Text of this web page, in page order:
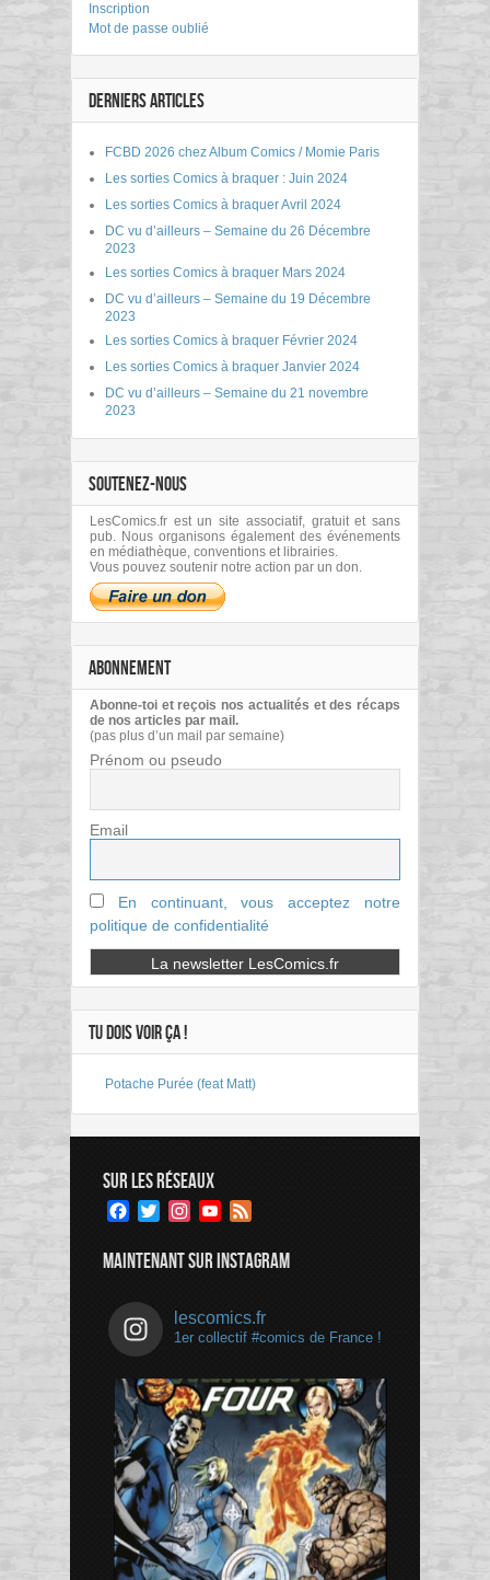
Inscription
Mot de passe oublié
DERNIERS ARTICLES
FCBD 2026 chez Album Comics / Momie Paris
Les sorties Comics à braquer : Juin 2024
Les sorties Comics à braquer Avril 2024
DC vu d’ailleurs – Semaine du 26 Décembre
2023
Les sorties Comics à braquer Mars 2024
DC vu d’ailleurs – Semaine du 19 Décembre
2023
Les sorties Comics à braquer Février 2024
Les sorties Comics à braquer Janvier 2024
DC vu d’ailleurs – Semaine du 21 novembre
2023
SOUTENEZ-NOUS
LesComics.fr est un site associatif, gratuit et sans
pub. Nous organisons également des événements
en médiathèque, conventions et librairies.
Vous pouvez soutenir notre action par un don.
ABONNEMENT
Abonne-toi et reçois nos actualités et des récaps
de nos articles par mail.
(pas plus d’un mail par semaine)
Prénom ou pseudo
Email
En continuant, vous acceptez notre
politique de confidentialité
TU DOIS VOIR ÇA !
Potache Purée (feat Matt)
SUR LES RÉSEAUX
Facebook
TwitterInstagramYouTube
MAINTENANT SUR INSTAGRAM
lescomics.fr
1er collectif #comics de France !